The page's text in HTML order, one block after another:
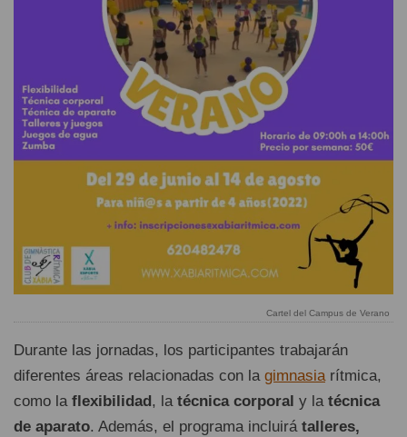
Cartel del Campus de Verano
Durante las jornadas, los participantes trabajarán
diferentes áreas relacionadas con la gimnasiarítmica,
como la flexibilidad , la técnica corporal y la técnica
de aparato. Además, el programa incluirá talleres,